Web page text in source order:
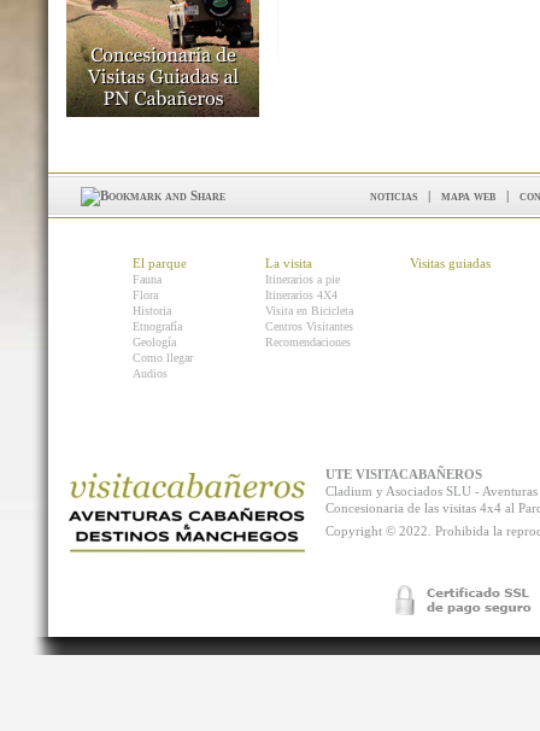
noticias | mapa web |
El parque
Fauna
Flora
Historia
Etnografía
Geología
Como llegar
Audios
La visita
Itinerarios a pie
Itinerarios 4X4
Visita en Bicicleta
Centros Visitantes
Recomendaciones
Visitas guiadas
UTE VISITACABAÑEROS
Cladium y Asociados SLU -
Concesionaria de las visitas 4x4 al
Copyright © 2022. Prohibida la